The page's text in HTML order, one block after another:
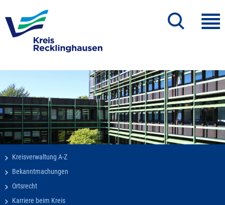
Kreisverwaltung A-Z
Bekanntmachungen
Ortsrecht
Karriere beim Kreis